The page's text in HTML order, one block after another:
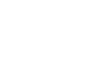
ניסיון במכירות או שימור